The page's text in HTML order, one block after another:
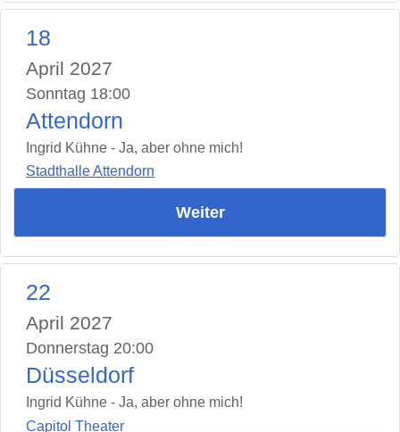
18
April 2027
Sonntag 18:00
Attendorn
Ingrid Kühne - Ja, aber ohne mich!
Stadthalle Attendorn
Weiter
22
April 2027
Donnerstag 20:00
Düsseldorf
Ingrid Kühne - Ja, aber ohne mich!
Capitol Theater